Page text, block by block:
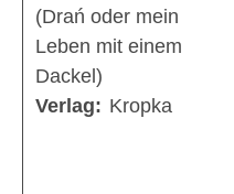
(Drań oder mein
Leben mit einem
Dackel)
Verlag: Kropka